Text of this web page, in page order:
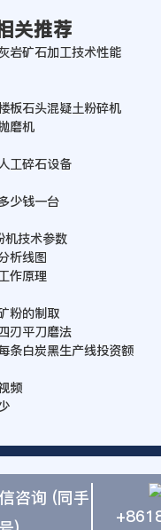
关推荐
岩矿石加工技术性能
板石头混疑土粉碎机
磨机
工碎石设备
少钱一台
技术参数
析线图
作原理
粉的制取
刃平刀磨法
条白炭黑生产线投资额
频
咨询 (同手